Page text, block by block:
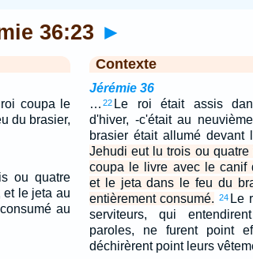
36:23 ►
coupa le
du brasier,
ou quatre
et le jeta au
au
Contexte
Jérémie 36
… 22 Le roi était assis
d'hiver, -c'était au
brasier était allumé devant
Jehudi eut lu trois ou quatre
coupa le livre avec le canif
et le jeta dans le feu du
entièrement consumé.
24 Le
serviteurs, qui
paroles, ne furent point
déchirèrent point leurs